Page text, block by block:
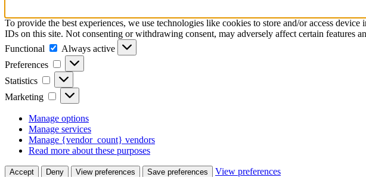
To provide the best experiences, we use technologies like cookies to store and/or access
IDs on this site. Not consenting or withdrawing consent, may adversely affect certain features
Functional
Functional
Always active
Preferences
Preferences
Statistics Statistics
Marketing Marketing
Manage options
Manage services
Manage {vendor_count} vendors
Read more about these purposes
Accept Deny View preferences Save preferences View preferences